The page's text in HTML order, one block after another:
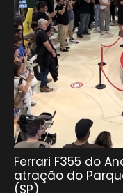
Ferrari F355 do
atração do